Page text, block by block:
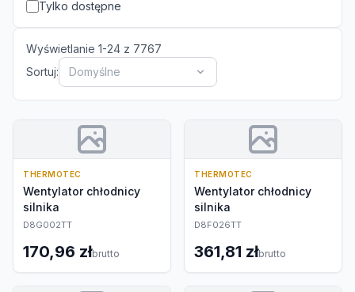
Tylko dostępne
Wyświetlanie 1-24 z 7767
Sortuj:
Domyślne
THERMOTEC
Wentylator chłodnicy
silnika
D8G002TT
170,96 złbrutto
THERMOTEC
Wentylator chłodnicy
silnika
D8F026TT
361,81 złbrutto